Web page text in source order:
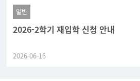
일반
2026-2학기 재입학 신청 안내
2026-06-16